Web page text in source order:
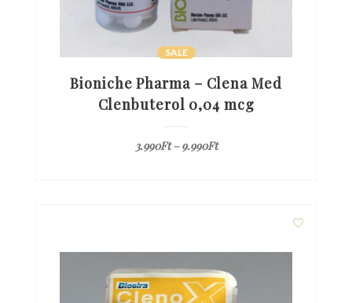
SALE
Bioniche Pharma – Clena Med
Clenbuterol 0,04 mcg
3.990Ft–9.990Ft